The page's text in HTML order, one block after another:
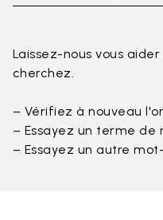
Laissez-nous vous
cherchez.
– Vérifiez à nouveau
– Essayez un terme de
– Essayez un autre